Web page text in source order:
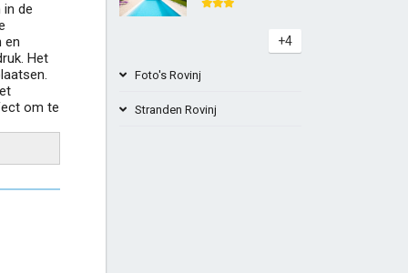
in de
en
Het
om te
+4
Foto's Rovinj
Stranden Rovinj